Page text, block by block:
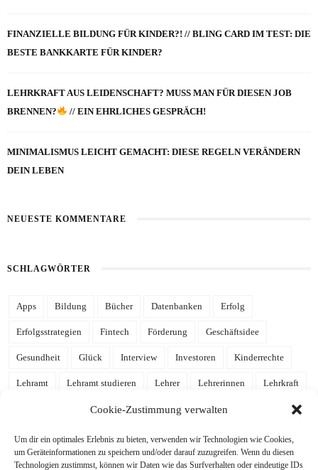
Cookie-Zustimmung verwalten
Um dir ein optimales Erlebnis zu bieten, verwenden wir Technologien wie Cookies,
um Geräteinformationen zu speichern und/oder darauf zuzugreifen. Wenn du diesen
Technologien zustimmst, können wir Daten wie das Surfverhalten oder eindeutige IDs
FINANZIELLE BILDUNG FÜR KINDER?! // BLING CARD IM TEST: DIE
BESTE BANKKARTE FÜR KINDER?
LEHRKRAFT AUS LEIDENSCHAFT? MUSS MAN FÜR DIESEN JOB
BRENNEN?
// EIN EHRLICHES GESPRÄCH!
MINIMALISMUS LEICHT GEMACHT: DIESE REGELN VERÄNDERN
DEIN LEBEN
NEUESTE KOMMENTARE
SCHLAGWÖRTER
Apps Bildung Bücher Datenbanken Erfolg
Erfolgsstrategien Fintech Förderung Geschäftsidee
Gesundheit Glück Interview Investoren Kinderrechte
Lehramt Lehramt studieren Lehrer Lehrerinnen Lehrkraft
Mathe Mathematik mehr Zeit
Notion Template Produktivität Referendariat Schulalltag
Schule Schulgelaber Schulleben Schulleitung Schüler